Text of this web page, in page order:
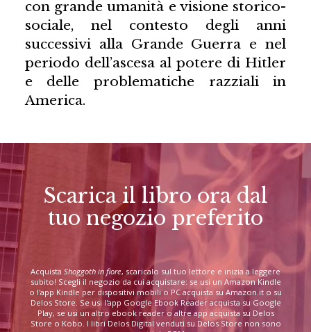
con grande umanità e visione storico-
sociale, nel contesto degli anni
successivi alla Grande Guerra e nel
periodo dell’ascesa al potere di Hitler
e delle problematiche razziali in
America.
Scarica il libro ora dal
tuo negozio preferito
Acquista Shoggoth in fiore, scaricalo sul tuo lettore e inizia a leggere
subito! Scegli il negozio da cui acquistare: se usi un Amazon Kindle
o l'app Kindle per dispositivi mobili o PC acquista su Amazon.it o su
Delos Store. Se usi l'app Google Ebook Reader acquista su Google
Play, se usi un altro ebook reader o altre app acquista su Delos
Store o Kobo. I libri Delos Digital venduti su Delos Store non sono